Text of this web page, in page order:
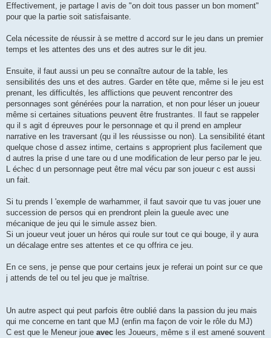
s
a
Effectivement, je partage l avis de "on doit tous passer un bon moment"
pour que la partie soit satisfaisante.
Cela nécessite de réussir à se mettre d accord sur le jeu dans un premier
temps et les attentes des uns et des autres sur le dit jeu.
Ensuite, il faut aussi un peu se connaître autour de la table, les
sensibilités des uns et des autres. Garder en tête que, même si le jeu est
prenant, les difficultés, les afflictions que peuvent rencontrer des
personnages sont générées pour la narration, et non pour léser un joueur
même si certaines situations peuvent être frustrantes. Il faut se rappeler
qu il s agit d épreuves pour le personnage et qu il prend en ampleur
narrative en les traversant (qu il les réussisse ou non). La sensibilité étant
quelque chose d assez intime, certains s approprient plus facilement que
d autres la prise d une tare ou d une modification de leur perso par le jeu.
L échec d un personnage peut être mal vécu par son joueur c est aussi
un fait.
Si tu prends l 'exemple de warhammer, il faut savoir que tu vas jouer une
succession de persos qui en prendront plein la gueule avec une
mécanique de jeu qui le simule assez bien.
Si un joueur veut jouer un héros qui roule sur tout ce qui bouge, il y aura
un décalage entre ses attentes et ce qu offrira ce jeu.
En ce sens, je pense que pour certains jeux je referai un point sur ce que
j attends de tel ou tel jeu que je maîtrise.
Un autre aspect qui peut parfois être oublié dans la passion du jeu mais
qui me concerne en tant que MJ (enfin ma façon de voir le rôle du MJ)
C est que le Meneur joue avec les Joueurs, même s il est amené souvent